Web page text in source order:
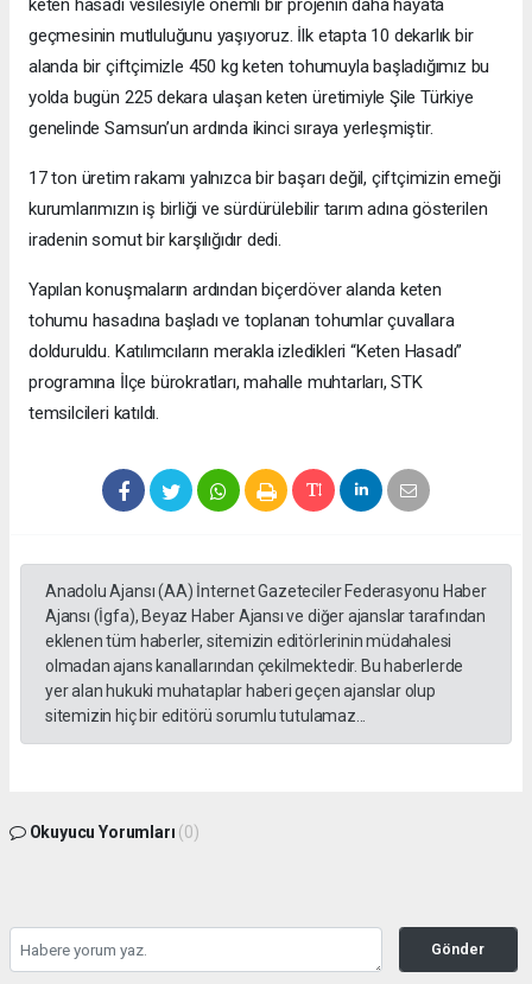
geçmesinin mutluluğunu yaşıyoruz. İlk etapta 10 dekarlık bir
alanda bir çiftçimizle 450 kg keten tohumuyla başladığımız bu
yolda bugün 225 dekara ulaşan keten üretimiyle Şile Türkiye
genelinde Samsun’un ardında ikinci sıraya yerleşmiştir.
17 ton üretim rakamı yalnızca bir başarı değil, çiftçimizin emeği
kurumlarımızın iş birliği ve sürdürülebilir tarım adına gösterilen
iradenin somut bir karşılığıdır dedi.
Yapılan konuşmaların ardından biçerdöver alanda keten
tohumu hasadına başladı ve toplanan tohumlar çuvallara
dolduruldu. Katılımcıların merakla izledikleri “Keten Hasadı”
programına İlçe bürokratları, mahalle muhtarları, STK
temsilcileri katıldı.
Anadolu Ajansı (AA) İnternet Gazeteciler Federasyonu Haber
Ajansı (İgfa), Beyaz Haber Ajansı ve diğer ajanslar tarafından
eklenen tüm haberler, sitemizin editörlerinin müdahalesi
olmadan ajans kanallarından çekilmektedir. Bu haberlerde
yer alan hukuki muhataplar haberi geçen ajanslar olup
sitemizin hiç bir editörü sorumlu tutulamaz...
Okuyucu Yorumları (0)
Gönder